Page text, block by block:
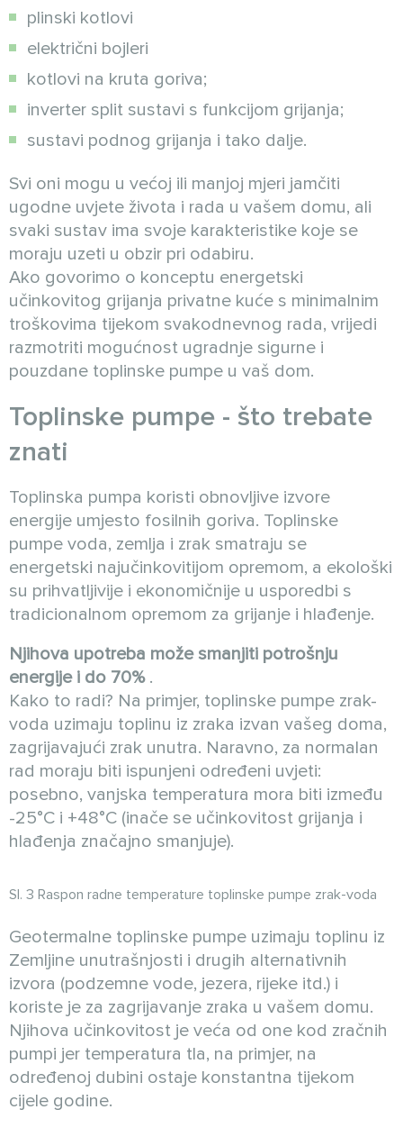
plinski kotlovi
električni bojleri
kotlovi na kruta goriva;
inverter split sustavi s funkcijom grijanja;
sustavi podnog grijanja i tako dalje.
Svi oni mogu u većoj ili manjoj mjeri jamčiti
ugodne uvjete života i rada u vašem domu, ali
svaki sustav ima svoje karakteristike koje se
moraju uzeti u obzir pri odabiru.
Ako govorimo o konceptu energetski
učinkovitog grijanja privatne kuće s minimalnim
troškovima tijekom svakodnevnog rada, vrijedi
razmotriti mogućnost ugradnje sigurne i
pouzdane toplinske pumpe u vaš dom.
Toplinske pumpe - što trebate
znati
Toplinska pumpa koristi obnovljive izvore
energije umjesto fosilnih goriva. Toplinske
pumpe voda, zemlja i zrak smatraju se
energetski najučinkovitijom opremom, a ekološki
su prihvatljivije i ekonomičnije u usporedbi s
tradicionalnom opremom za grijanje i hlađenje.
Njihova upotreba može smanjiti potrošnju
energije i do 70%.
Kako to radi? Na primjer, toplinske pumpe zrak-
voda uzimaju toplinu iz zraka izvan vašeg doma,
zagrijavajući zrak unutra. Naravno, za normalan
rad moraju biti ispunjeni određeni uvjeti:
posebno, vanjska temperatura mora biti između
-25°C i +48°C (inače se učinkovitost grijanja i
hlađenja značajno smanjuje).
Sl. 3 Raspon radne temperature toplinske pumpe zrak-voda
Geotermalne toplinske pumpe uzimaju toplinu iz
Zemljine unutrašnjosti i drugih alternativnih
izvora (podzemne vode, jezera, rijeke itd.) i
koriste je za zagrijavanje zraka u vašem domu.
Njihova učinkovitost je veća od one kod zračnih
pumpi jer temperatura tla, na primjer, na
određenoj dubini ostaje konstantna tijekom
cijele godine.